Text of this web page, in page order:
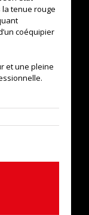
la tenue rouge
coéquipier
et une pleine